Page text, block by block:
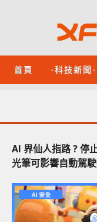
首頁 -科技新聞-
AI 界仙人指路 ? 停
光筆可影響自動駕